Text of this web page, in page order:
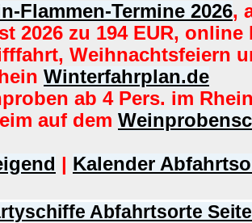
Flammen-Termine 2026,
2026 zu 194 EUR, online
Weihnachtsfeiern
Winterfahrplan.de
ab 4 Pers. im
auf dem
| Kalender
Abfahrtsorte